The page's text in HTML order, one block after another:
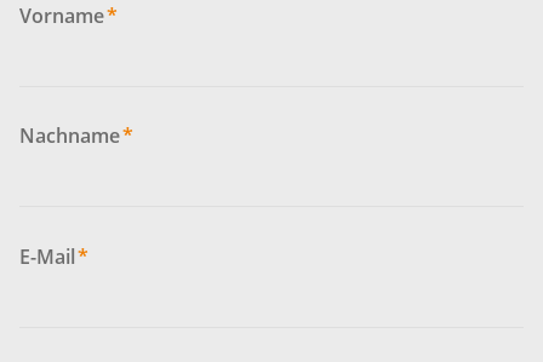
Vorname*
Nachname*
E-Mail*